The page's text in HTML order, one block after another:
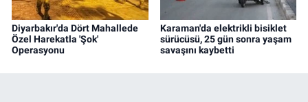
Diyarbakır'da Dört Mahallede
Özel Harekatla 'Şok'
Operasyonu
Karaman'da elektrikli bisiklet
sürücüsü, 25 gün sonra yaşam
savaşını kaybetti